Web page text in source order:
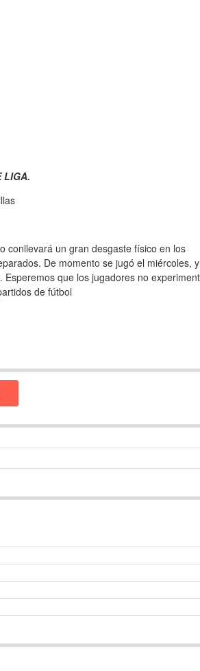
LIGA.
conllevará un gran desgaste físico en los
De momento se jugó el miércoles, y
que los jugadores no
de fútbol